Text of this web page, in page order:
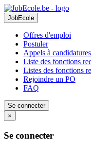
JobEcole
Offres d'emploi
Postuler
Appels à candidatures
Liste des fonctions
Listes des fonctions
Rejoindre un PO
FAQ
Se connecter
×
Se connecter